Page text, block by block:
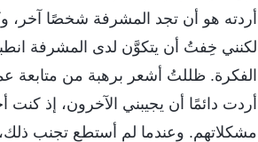
أردته هو أن تجد المشرفة شخصًا
لكنني خِفتُ أن يتكوَّن لدى المشرفة
الفكرة. ظللتُ أشعر برهبة من متابعة
أردت دائمًا أن يجيبني الآخرون، إذ
مشكلاتهم. وعندما لم أستطع تجنب